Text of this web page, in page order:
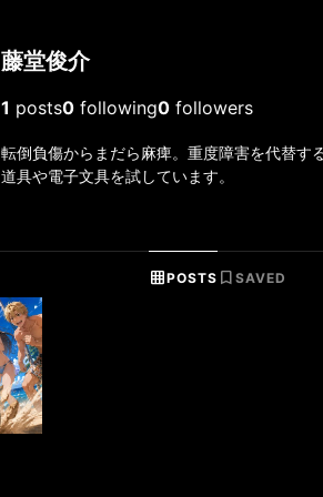
藤堂俊介
1 posts0following0followers
転倒負傷からまだら麻痺。重度障害を代替す
道具や電子文具を試しています。
grid_onPOSTS bookmark SAVED